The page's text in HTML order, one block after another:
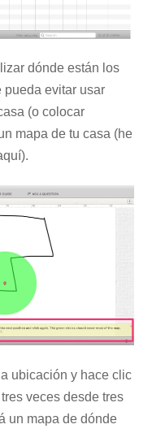
dónde están los
pueda evitar usar
(o colocar
mapa de tu casa (he
ubicación y hace clic
veces desde tres
un mapa de dónde